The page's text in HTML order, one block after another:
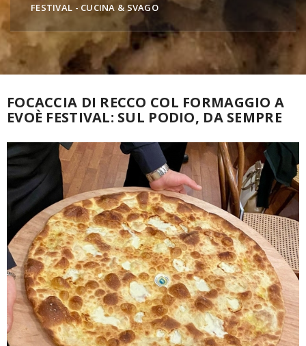
FESTIVAL - CUCINA & SVAGO
FOCACCIA DI RECCO COL FORMAGGIO A
EVOÈ FESTIVAL: SUL PODIO, DA SEMPRE